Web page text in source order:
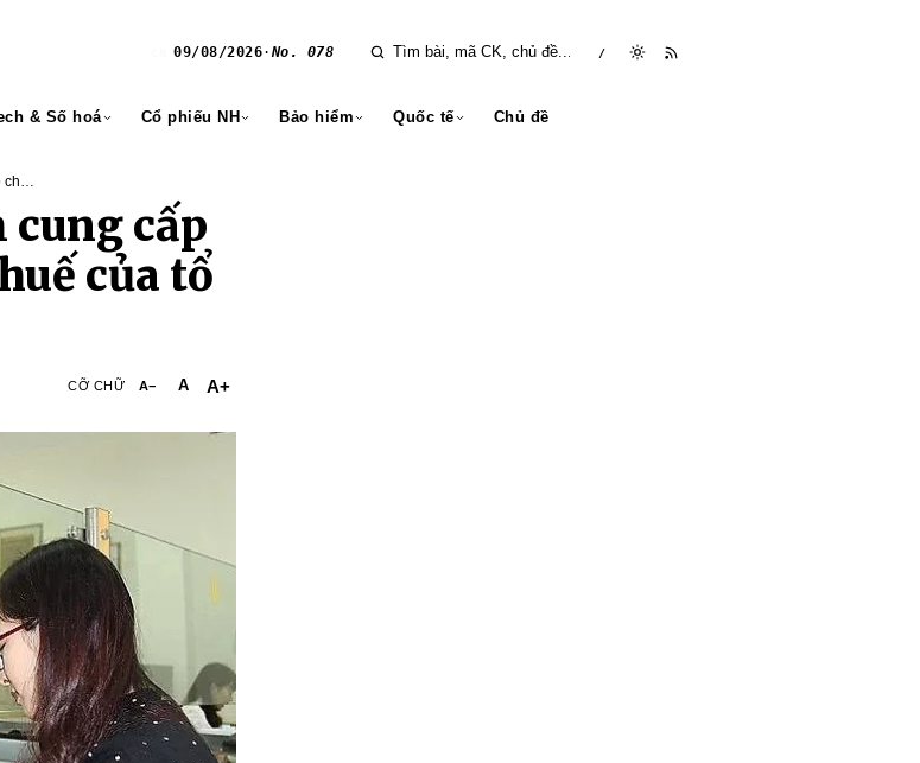
09/08/2026· No. 078 /
& Số hoá Cổ phiếu NH Bảo hiểm Quốc tế Chủ đề
cấp
của tổ
CỠ CHỮ A− A A+